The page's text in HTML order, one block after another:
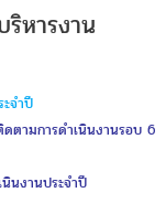
ริหารงาน
จำปี
ดตามการดำเนินงานรอบ 6
นงานประจำปี